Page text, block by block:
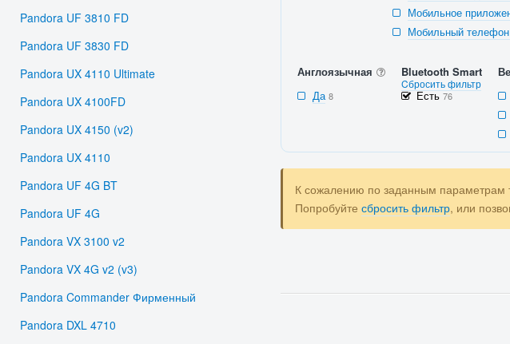
Мобильное
Мобильный
Англоязычная
Да 8
Bluetooth Smart
Cбросить фильтр
Есть76
К сожалению по заданным параметрам
Попробуйте сбросить фильтр, или
Pandora UF 3810 FD
Pandora UF 3830 FD
Pandora UX 4110 Ultimate
Pandora UX 4100FD
Pandora UX 4150 (v2)
Pandora UX 4110
Pandora UF 4G BT
Pandora UF 4G
Pandora VX 3100 v2
Pandora VX 4G v2 (v3)
Pandora Commander Фирменный
Pandora DXL 4710